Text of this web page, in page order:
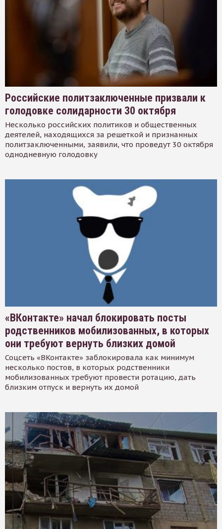
Российские политзаключенные призвали к
голодовке солидарности 30 октября
Несколько российских политиков и общественных
деятелей, находящихся за решеткой и признанных
политзаключенными, заявили, что проведут 30 октября
однодневную голодовку
«ВКонтакте» начал блокировать посты
родственников мобилизованных, в которых
они требуют вернуть близких домой
Соцсеть «ВКонтакте» заблокировала как минимум
несколько постов, в которых родственники
мобилизованных требуют провести ротацию, дать
близким отпуск и вернуть их домой